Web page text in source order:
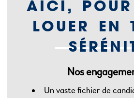
AICI, POUR
LOUER EN
Nos
Un vaste fichier de